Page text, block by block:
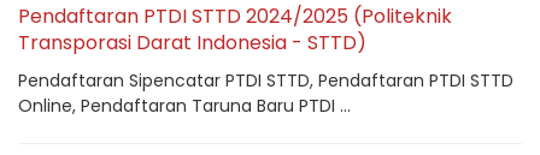
Pendaftaran PTDI STTD 2024/2025 (Politeknik
Transporasi Darat Indonesia - STTD)
Pendaftaran Sipencatar PTDI STTD, Pendaftaran PTDI STTD
Online, Pendaftaran Taruna Baru PTDI ...